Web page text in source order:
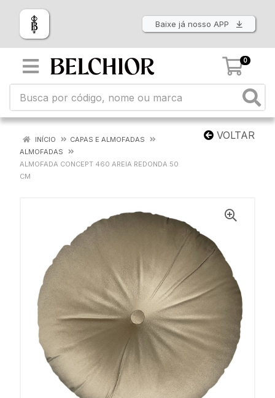
Baixe já nosso APP
0
VOLTAR
INÍCIO
CAPAS E ALMOFADAS
ALMOFADAS
ALMOFADA CONCEPT 460 AREIA REDONDA 50
CM